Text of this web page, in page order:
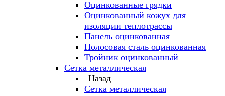
Оцинкованные грядки
Оцинкованный кожух для
изоляции теплотрассы
Панель оцинкованная
Полосовая сталь оцинкованная
Тройник оцинкованный
Сетка металлическая
Назад
Сетка металлическая